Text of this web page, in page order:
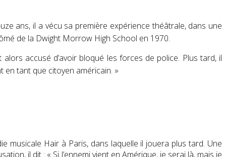
ans, il a vécu sa première expérience théâtrale, dans une
de la Dwight Morrow High School en 1970.
accusé d’avoir bloqué les forces de police. Plus tard, il
en tant que citoyen américain. »
musicale Hair à Paris, dans laquelle il jouera plus tard. Une
il dit : « Si l’ennemi vient en Amérique, je serai là, mais je